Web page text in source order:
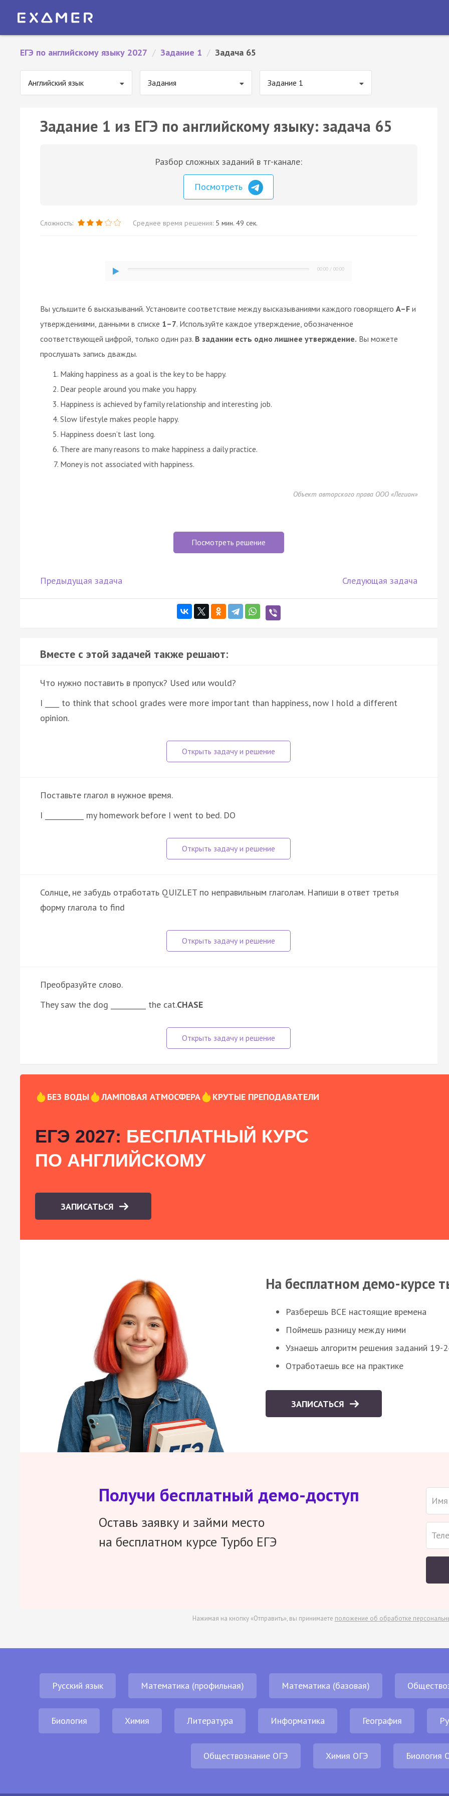
ЕГЭ по английскому языку 2027 / Задание 1 / Задача 65
Английский язык Задания Задание 1
Задание 1 из ЕГЭ по английскому языку: задача 65
Разбор сложных заданий в тг-канале:
Посмотреть
Сложность: Среднее время решения: 5 мин. 49 сек.
00:00 /00:00
Вы услышите 6 высказываний. Установите соответствие между высказываниями каждого говорящего A–F и
утверждениями, данными в списке 1–7. Используйте каждое утверждение, обозначенное
соответствующей цифрой, только один раз. В задании есть одно лишнее утверждение. Вы можете
прослушать запись дважды.
Making happiness as a goal is the key to be happy.
Dear people around you make you happy.
Happiness is achieved by family relationship and interesting job.
Slow lifestyle makes people happy.
Happiness doesn’t last long.
There are many reasons to make happiness a daily practice.
Money is not associated with happiness.
Объект авторского права ООО «Легион»
Посмотреть решение
Предыдущая задача Следующая задача
Вместе с этой задачей также решают:
Что нужно поставить в пропуск? Used или would?
I ____ to think that school grades were more important than happiness, now I hold a different
opinion.
Поставьте глагол в нужное время.
I ___________ my homework before I went to bed. DO
Солнце, не забудь отработать QUIZLET по неправильным глаголам. Напиши в ответ третья
форму глагола to find
Преобразуйте слово.
They saw the dog __________ the cat.CHASE
БЕЗ ВОДЫ ЛАМПОВАЯ АТМОСФЕРА КРУТЫЕ ПРЕПОДАВАТЕЛИ
ЕГЭ 2027: БЕСПЛАТНЫЙ КУРС
ПО АНГЛИЙСКОМУ
ЗАПИСАТЬСЯ
На бесплатном демо-курсе
Разберешь ВСЕ настоящие времена
Поймешь разницу между ними
Узнаешь алгоритм решения заданий 19-
Отработаешь все на практике
ЗАПИСАТЬСЯ
Получи бесплатный демо-доступ
Оставь заявку и займи место
на бесплатном курсе Турбо ЕГЭ
Нажимая на кнопку «Отправить», вы принимаете положение об обработке
Русский язык Математика (профильная) Математика (базовая)
Биология Химия Литература Информатика География
Обществознание ОГЭ Химия ОГЭ Биология